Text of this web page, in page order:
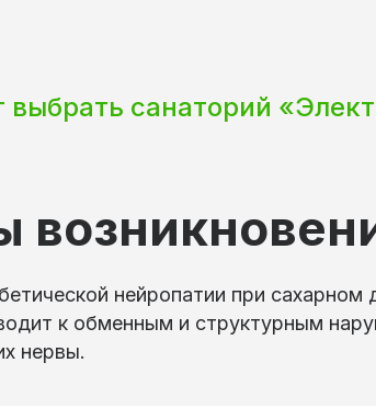
выбрать санаторий
нейропатии при
к обменным и структурным
нервы.